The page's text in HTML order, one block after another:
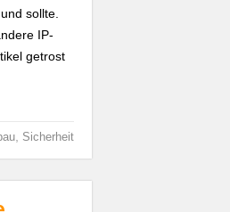
sollte.
IP-
getrost
, Sicherheit